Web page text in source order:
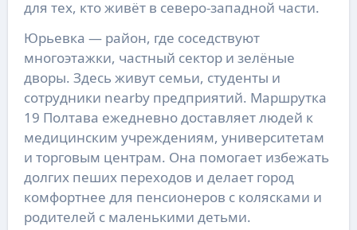
для тех, кто живёт в северо-западной части.
Юрьевка — район, где соседствуют
многоэтажки, частный сектор и зелёные
дворы. Здесь живут семьи, студенты и
сотрудники nearby предприятий. Маршрутка
19 Полтава ежедневно доставляет людей к
медицинским учреждениям, университетам
и торговым центрам. Она помогает избежать
долгих пеших переходов и делает город
комфортнее для пенсионеров с колясками и
родителей с маленькими детьми.